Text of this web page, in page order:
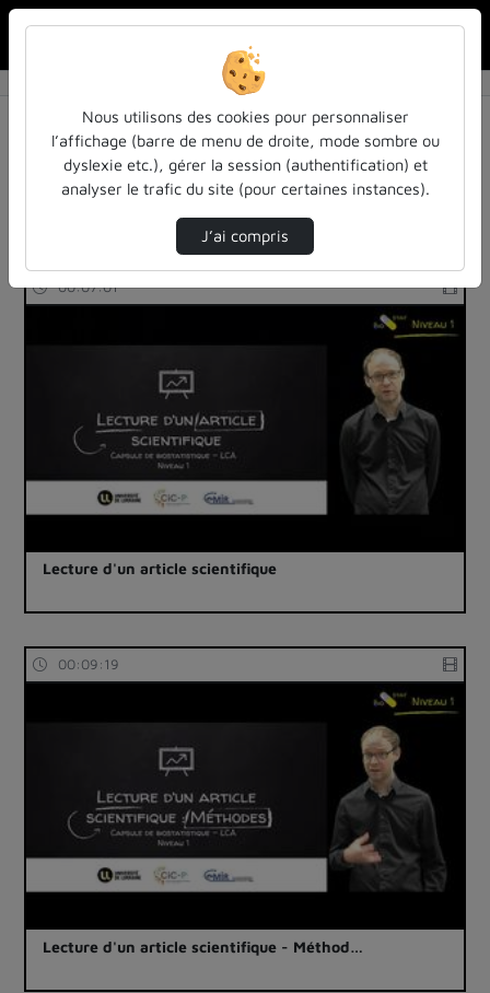
Résultats de la recherche
Filtres actifs (cliquer pour en retirer) :
cours-formations
biostat-niveau-1 biostat
00:07:01
Lecture d'un article scientifique
00:09:19
Lecture d'un article scientifique - Méthod…
Nous utilisons des cookies pour personnaliser
l’affichage (barre de menu de droite, mode sombre ou
dyslexie etc.), gérer la session (authentification) et
analyser le trafic du site (pour certaines instances).
J’ai compris